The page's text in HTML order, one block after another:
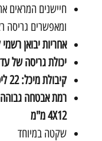
חיישנים המראים
ומאפשרים גריסה
אחריות יבואן
יכולת גריסה של עד 12 דפים
קיבולת מיכל: 22 ליטר
רמת אבטחה
4X12 מ"מ
שקטה במיוחד